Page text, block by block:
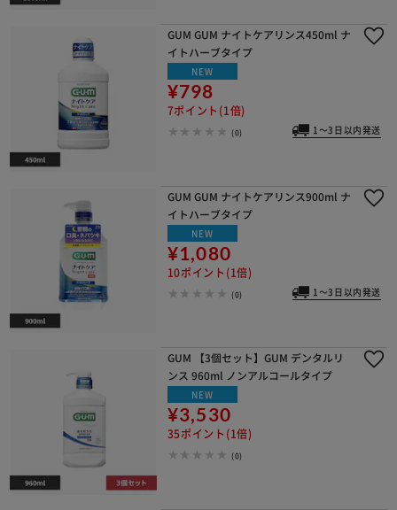
GUM GUM ナイトケアリンス450ml ナ
イトハーブタイプ
NEW
¥798
7ポイント(1倍)
(0) 1～3日以内発送
GUM GUM ナイトケアリンス900ml ナ
イトハーブタイプ
NEW
¥1,080
10ポイント(1倍)
(0) 1～3日以内発送
GUM 【3個セット】GUM デンタルリ
ンス 960ml ノンアルコールタイプ
NEW
¥3,530
35ポイント(1倍)
(0)